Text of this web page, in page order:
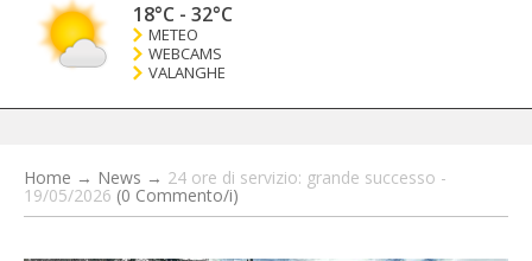
18°C - 32°C
METEO
WEBCAMS
VALANGHE
Home → News → 24 ore di servizio: grande successo -
19/05/2026 (0 Commento/i)